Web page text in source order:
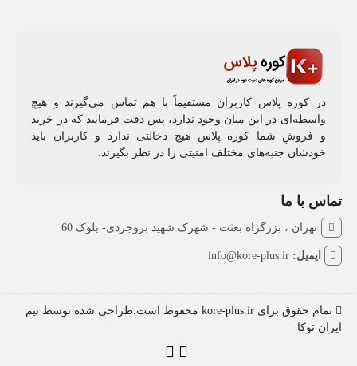
در کوره پلاس کاربران مستقیماً با هم تماس می‌گیرند و هیچ
واسطه‌ای در این میان وجود ندارد، پس دقت فرمایید که در خرید
و فروشِ شما کوره پلاس هیچ دخالتی ندارد و کاربران باید
خودشان جنبه‌های مختلف امنیتی را در نظر بگیرند.
تماس با ما
تهران ، بزرگراه بعثت - شهرک شهید بروجردی- بلوک 60
ایمیل:info@kore-plus.ir
تمام حقوق برای kore-plus.ir محفوظ است.طراحی شده توسط تیم
ایران توکا